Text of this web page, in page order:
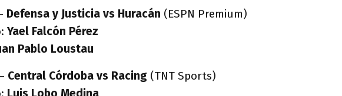
Defensa y Justicia vs Huracán (ESPN Premium)
Yael Falcón Pérez
Pablo Loustau
Central Córdoba vs Racing (TNT Sports)
Luis Lobo Medina